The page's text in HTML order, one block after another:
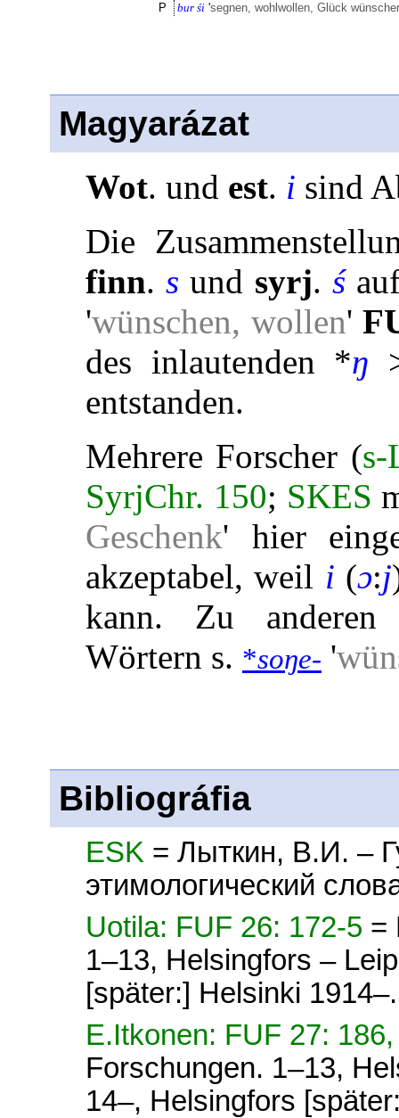
P
bur śi 'segnen, wohlwollen, Glück
Magyarázat
Wot. und est. i sind
Die
finn.s und syrj. ś
'wünschen, wollen'
des inlautenden *ŋ
entstanden.
Mehrere Forscher (s-
SyrjChr. 150; SKES
Geschenk' hier
akzeptabel, weil i (ɔ:j
kann. Zu anderen
Wörtern s. *soŋe- '
Bibliográfia
ESK = Лыткин, В.И. –
этимологический
Uotila: FUF 26: 172-5 =
1–13, Helsingfors –
[später:] Helsinki 1914–.
E.Itkonen: FUF 27:
Forschungen. 1–13,
14–, Helsingfors